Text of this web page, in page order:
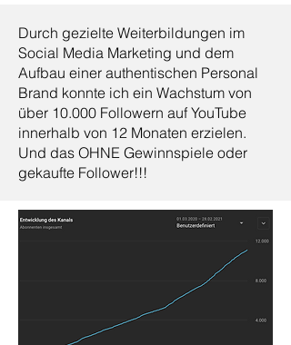
Durch gezielte Weiterbildungen im
Social Media Marketing und dem
Aufbau einer authentischen Personal
Brand konnte ich ein Wachstum von
über 10.000 Followern auf YouTube
innerhalb von 12 Monaten erzielen.
Und das OHNE Gewinnspiele oder
gekaufte Follower!!!